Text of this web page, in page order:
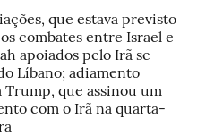
que estava previsto
combates entre Israel e
apoiados pelo Irã se
Líbano; adiamento
que assinou um
com o Irã na quarta-